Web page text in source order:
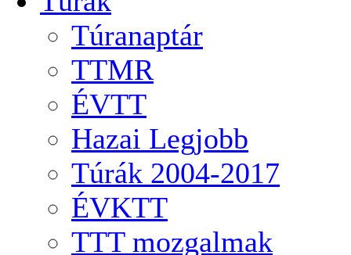
Túranaptár
TTMR
ÉVTT
Hazai Legjobb
Túrák 2004-2017
ÉVKTT
TTT mozgalmak